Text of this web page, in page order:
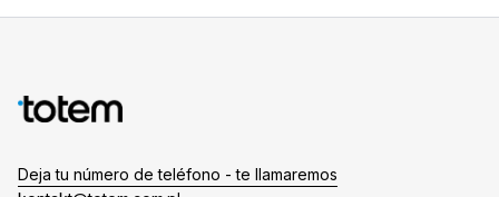
Deja tu número de teléfono - te llamaremos